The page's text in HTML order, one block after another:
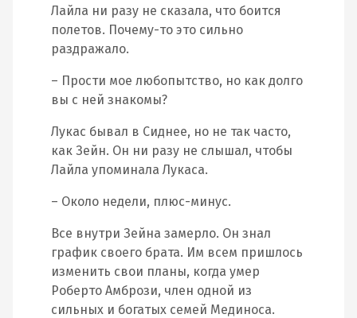
Лайла ни разу не сказала, что боится
полетов. Почему-то это сильно
раздражало.
– Прости мое любопытство, но как долго
вы с ней знакомы?
Лукас бывал в Сиднее, но не так часто,
как Зейн. Он ни разу не слышал, чтобы
Лайла упоминала Лукаса.
– Около недели, плюс-минус.
Все внутри Зейна замерло. Он знал
график своего брата. Им всем пришлось
изменить свои планы, когда умер
Роберто Амбрози, член одной из
сильных и богатых семей Мединоса.